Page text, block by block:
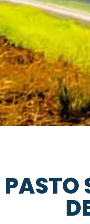
PASTO